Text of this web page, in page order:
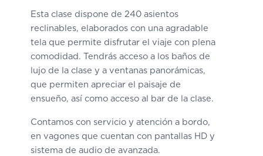
Esta clase dispone de 240 asientos
reclinables, elaborados con una agradable
tela que permite disfrutar el viaje con plena
comodidad. Tendrás acceso a los baños de
lujo de la clase y a ventanas panorámicas,
que permiten apreciar el paisaje de
ensueño, así como acceso al bar de la clase.
Contamos con servicio y atención a bordo,
en vagones que cuentan con pantallas HD y
sistema de audio de avanzada.